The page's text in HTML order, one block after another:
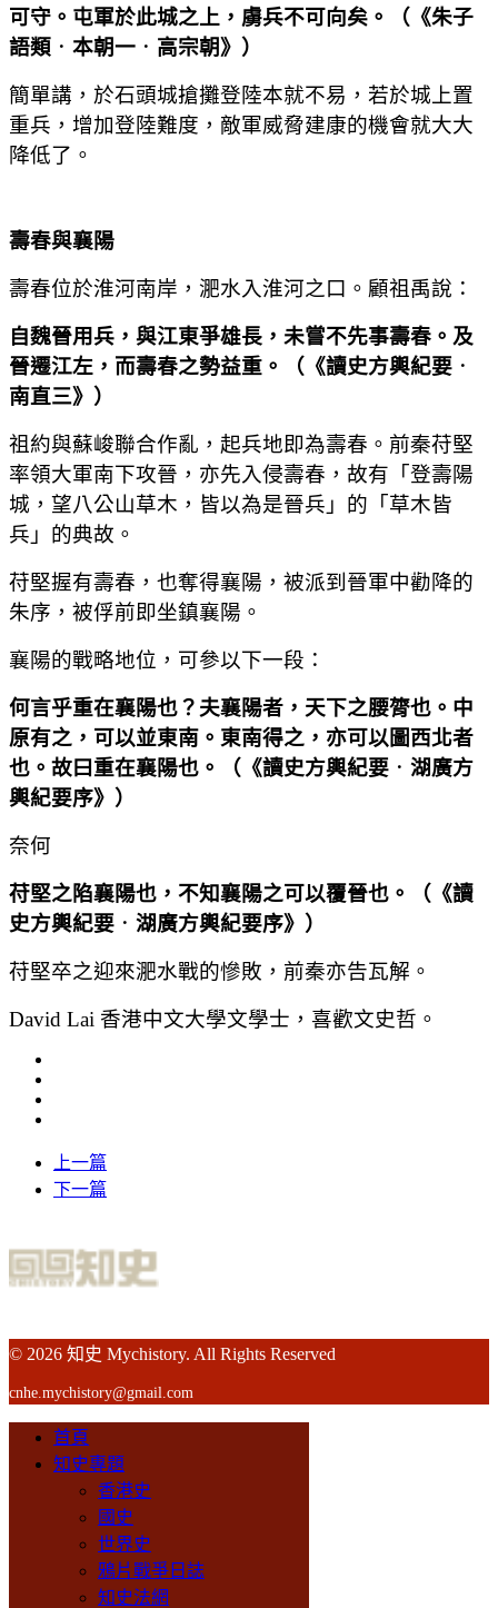
可守。屯軍於此城之上，虜兵不可向矣。
（ 《朱子
語類 ． 本朝一 ． 高宗朝》 ）
簡單講，於石頭城搶攤登陸本就不易，若於城上置
重兵，增加登陸難度，敵軍威脅建康的機會就大大
降低了。
壽春與襄陽
壽春位於淮河南岸，淝水入淮河之口。顧祖禹說：
自魏晉用兵，與江東爭雄長，未嘗不先事壽春。及
晉遷江左，而壽春之勢益重。
（ 《讀史方輿紀要 ．
南直三》 ）
祖約與蘇峻聯合作亂，起兵地即為壽春。前秦苻堅
率領大軍南下攻晉，亦先入侵壽春，故有「登壽陽
城，望八公山草木，皆以為是晉兵」的「草木皆
兵」的典故。
苻堅握有壽春，也奪得襄陽，被派到晉軍中勸降的
朱序，被俘前即坐鎮襄陽。
襄陽的戰略地位，可參以下一段：
何言乎重在襄陽也？夫襄陽者，天下之腰膂也。中
原有之，可以並東南。東南得之，亦可以圖西北者
也。故曰重在襄陽也。
（ 《讀史方輿紀要 ． 湖廣方
輿紀要序》 ）
奈何
苻堅之陷襄陽也，不知襄陽之可以覆晉也。 （ 《讀
史方輿紀要 ． 湖廣方輿紀要序》 ）
苻堅卒之迎來淝水戰的慘敗，前秦亦告瓦解。
David Lai 香港中文大學文學士，喜歡文史哲。
上一篇
下一篇
© 2026 知史 Mychistory. All Rights Reserved
cnhe.mychistory@gmail.com
首頁
知史專題
香港史
國史
世界史
鴉片戰爭日誌
知史法網